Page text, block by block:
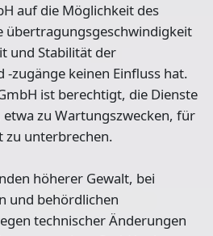
auf die Möglichkeit des
übertragungsgeschwindigkeit
und Stabilität der
zugänge keinen Einfluss hat.
ist berechtigt, die Dienste
zu Wartungszwecken, für
zu unterbrechen.
höherer Gewalt, bei
und behördlichen
technischer Änderungen